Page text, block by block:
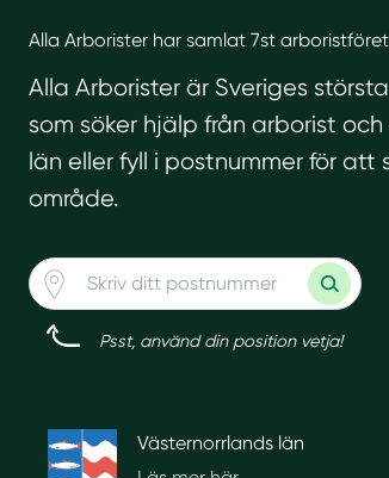
Alla Arborister har samlat 7st
Alla Arborister är Sveriges
som söker hjälp från arborist
län eller fyll i postnummer för
område.
Psst, använd din position vetja!
Västernorrlands län